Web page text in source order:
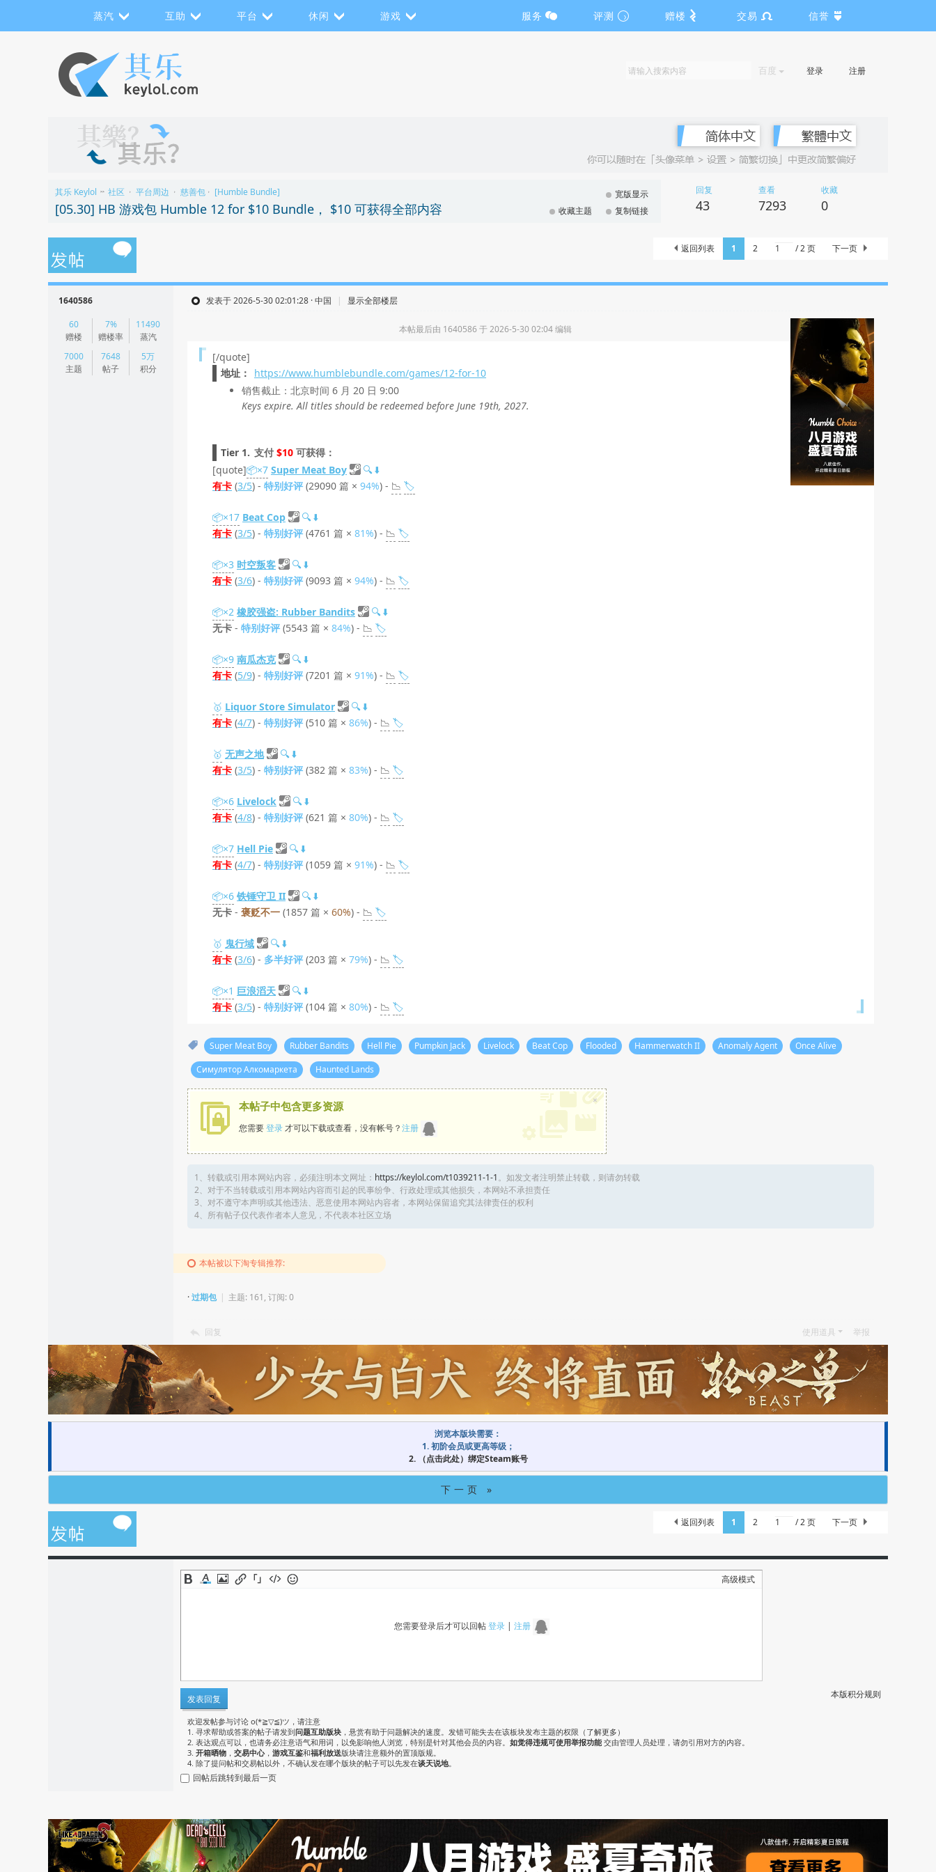
蒸汽 互助 平台 休闲 游戏 服务 评测 赠楼 交易 信誉
百度 登录 注册
其乐 Keylol >> 社区 › 平台周边 › 慈善包 › [Humble Bundle]
[05.30] HB 游戏包 Humble 12 for $10 Bundle， $10 可获得全部内容
宽版显示
收藏主题
复制链接
回复
43
查看
7293
收藏
0
1 2 / 2 页 下一页
返回列表
1640586
60
赠楼
7%
赠楼率
11490
蒸汽
7000
主题
7648
帖子
5万
积分
发表于 2026-5-30 02:01:28 · 中国 |
显示全部楼层
本帖最后由 1640586 于 2026-5-30 02:04 编辑
[/quote]
地址：
https://www.humblebundle.com/games/12-for-10
销售截止：北京时间 6 月 20 日 9:00
Keys expire. All titles should be redeemed before June 19th, 2027.
Tier 1. 支付 $10 可获得：
[quote]📦×7 Super Meat Boy 🔍 ⬇️
有卡 (3/5) - 特别好评 (29090 篇 × 94%) - 📉 🏷️
📦×17 Beat Cop 🔍 ⬇️
有卡 (3/5) - 特别好评 (4761 篇 × 81%) - 📉 🏷️
📦×3 时空叛客 🔍 ⬇️
有卡 (3/6) - 特别好评 (9093 篇 × 94%) - 📉 🏷️
📦×2 橡胶强盗: Rubber Bandits 🔍 ⬇️
无卡 - 特别好评 (5543 篇 × 84%) - 📉 🏷️
📦×9 南瓜杰克 🔍 ⬇️
有卡 (5/9) - 特别好评 (7201 篇 × 91%) - 📉 🏷️
🥇 Liquor Store Simulator 🔍 ⬇️
有卡 (4/7) - 特别好评 (510 篇 × 86%) - 📉 🏷️
🥇 无声之地 🔍 ⬇️
有卡 (3/5) - 特别好评 (382 篇 × 83%) - 📉 🏷️
📦×6 Livelock 🔍 ⬇️
有卡 (4/8) - 特别好评 (621 篇 × 80%) - 📉 🏷️
📦×7 Hell Pie 🔍 ⬇️
有卡 (4/7) - 特别好评 (1059 篇 × 91%) - 📉 🏷️
📦×6 铁锤守卫 II 🔍 ⬇️
无卡 - 褒贬不一 (1857 篇 × 60%) - 📉 🏷️
🥇 鬼行域 🔍 ⬇️
有卡 (3/6) - 多半好评 (203 篇 × 79%) - 📉 🏷️
📦×1 巨浪滔天 🔍 ⬇️
有卡 (3/5) - 特别好评 (104 篇 × 80%) - 📉 🏷️
Super Meat Boy Rubber Bandits Hell Pie Pumpkin Jack Livelock Beat Cop Flooded Hammerwatch II Anomaly Agent
Once Alive
Симулятор Алкомаркета
Haunted Lands
本帖子中包含更多资源
您需要登录才可以下载或查看，没有帐号？注册
×
1、转载或引用本网站内容，必须注明本文网址： https://keylol.com/t1039211-1-1。如发文者注明禁止转载，则请勿转载
2、对于不当转载或引用本网站内容而引起的民事纷争、行政处理或其他损失，本网站不承担责任
3、对不遵守本声明或其他违法、恶意使用本网站内容者，本网站保留追究其法律责任的权利
4、所有帖子仅代表作者本人意见，不代表本社区立场
本帖被以下淘专辑推荐:
·过期包 | 主题: 161, 订阅: 0
回复 使用道具 举报
浏览本版块需要：
1. 初阶会员或更高等级；
2. （点击此处）绑定Steam账号
下一页 »
1 2 / 2 页 下一页
返回列表
高级模式
您需要登录后才可以回帖登录| 注册
本版积分规则
发表回复
欢迎发帖参与讨论 o(*≧▽≦)ツ，请注意
1. 寻求帮助或答案的帖子请发到问题互助版块 ，悬赏有助于问题解决的速度。发错可能失去在该板块发布主题的权限（ 了解更多 ）
2. 表达观点可以，也请务必注意语气和用词，以免影响他人浏览，特别是针对其他会员的内容。 如觉得违规可使用举报功能 交由管理人员处理，请勿引用对方的内容。
3. 开箱晒物 ， 交易中心， 游戏互鉴和福利放送版块请注意额外的置顶版规。
4. 除了提问帖和交易帖以外，不确认发在哪个版块的帖子可以先发在谈天说地。
回帖后跳转到最后一页